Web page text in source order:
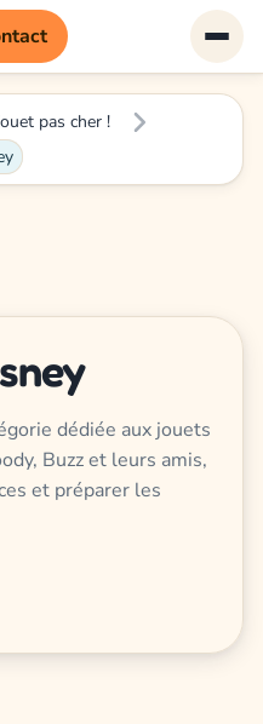
pas cher !
dédiée aux jouets
Buzz et leurs amis,
et préparer les